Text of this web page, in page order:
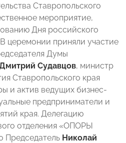
Ставропольского
мероприятие,
Дня российского
церемонии приняли участие
Думы
Судавцов, министр
Ставропольского края
и актив ведущих бизнес-
предприниматели и
края. Делегацию
отделения «ОПОРЫ
Председатель Николай